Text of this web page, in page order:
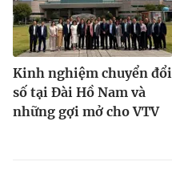
Kinh nghiệm chuyển đổi
số tại Đài Hồ Nam và
những gợi mở cho VTV